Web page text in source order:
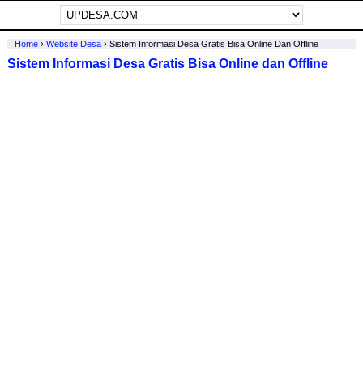
Home› Website Desa› Sistem Informasi Desa Gratis Bisa Online Dan Offline
Sistem Informasi Desa Gratis Bisa Online dan Offline